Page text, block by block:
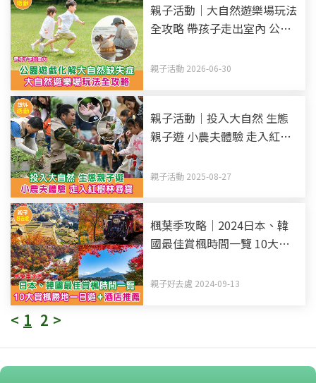
親子活動｜大自然遊樂場玩法
全攻略 帶孩子走出室內 公園
親子活動 2026-06-30
親子活動｜投入大自然 生態
親子遊 小農夫體驗 走入紅樹
親子活動 2025-08-27
楓葉季攻略｜2024日本、韓
國最佳賞楓時間一覽 10大賞
親子好去處 2024-09-13
< 1 2 >